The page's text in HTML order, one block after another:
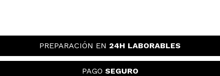
PREPARACIÓN EN 24H LABORABLES
PAGO SEGURO